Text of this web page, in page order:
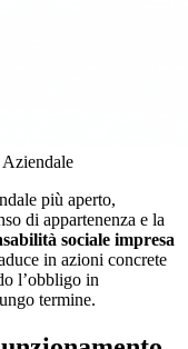
più aperto,
di appartenenza e la
sociale impresa
in azioni concrete
l’obbligo in
termine.